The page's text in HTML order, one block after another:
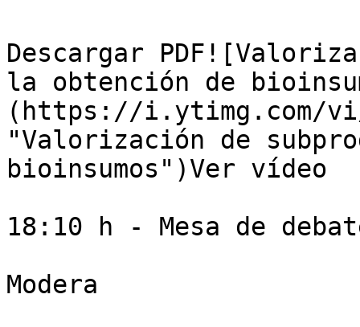
Descargar
la obtención de
(https://i.ytimg.com/vi/
"Valorización de
bioinsumos")Ver vídeo
18:10 h - Mesa de
Modera